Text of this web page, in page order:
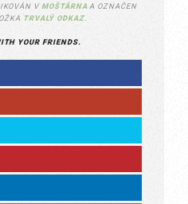
V MOŠTÁRNA A OZNAČEN
TRVALÝ ODKAZ
YOUR FRIENDS.